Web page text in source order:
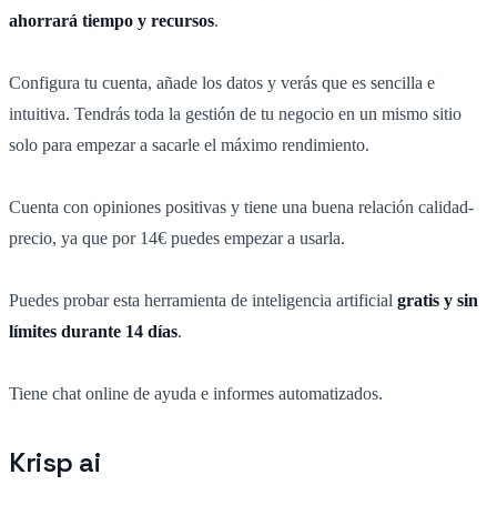
ahorrará tiempo y recursos.
Configura tu cuenta, añade los datos y verás que es sencilla e
intuitiva. Tendrás toda la gestión de tu negocio en un mismo sitio
solo para empezar a sacarle el máximo rendimiento.
Cuenta con opiniones positivas y tiene una buena relación calidad-
precio, ya que por 14€ puedes empezar a usarla.
Puedes probar esta herramienta de inteligencia artificial gratis y sin
límites durante 14 días.
Tiene chat online de ayuda e informes automatizados.
Krisp ai